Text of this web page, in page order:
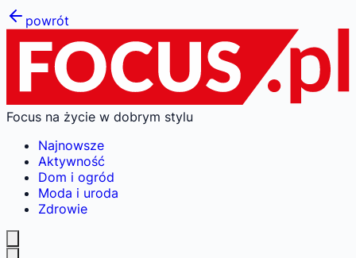
powrót
Focus na życie w dobrym stylu
Najnowsze
Aktywność
Dom i ogród
Moda i uroda
Zdrowie